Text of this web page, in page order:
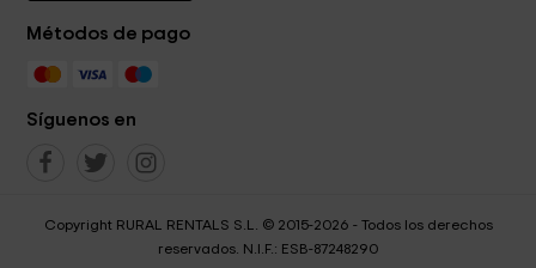
Métodos de pago
Síguenos en
Copyright RURAL RENTALS S.L. © 2015-2026 - Todos los derechos
reservados. N.I.F.: ESB-87248290